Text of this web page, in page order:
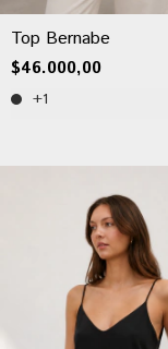
Top Bernabe
$46.000,00
+1